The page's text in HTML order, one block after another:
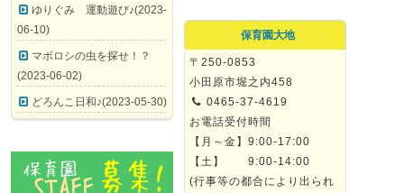
ゆりぐみ 運動遊び♪(2023-
06-10)
マボロシの虫を探せ！？
(2023-06-02)
どろんこ日和♪(2023-05-30)
保育園大地
〒250-0853
小田原市堀之内458
0465-37-4619
お電話受付時間
【月～金】9:00-17:00
【土】 9:00-14:00
(行事等の都合により出られ